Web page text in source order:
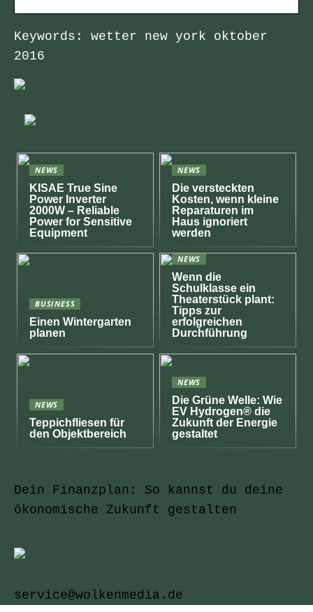
Keywords: wetter new york oktober
2016
NEWS
KISAE True Sine
Power Inverter
2000W – Reliable
Power for Sensitive
Equipment
NEWS
Die versteckten
Kosten, wenn kleine
Reparaturen im
Haus ignoriert
werden
BUSINESS
Einen Wintergarten
planen
NEWS
Wenn die
Schulklasse ein
Theaterstück plant:
Tipps zur
erfolgreichen
Durchführung
NEWS
Teppichfliesen für
den Objektbereich
NEWS
Die Grüne Welle: Wie
EV Hydrogen® die
Zukunft der Energie
gestaltet
Dein Finanzplan: So kannst du deine
ökonomische Zukunft gestalten
service@wolkenmedia.de